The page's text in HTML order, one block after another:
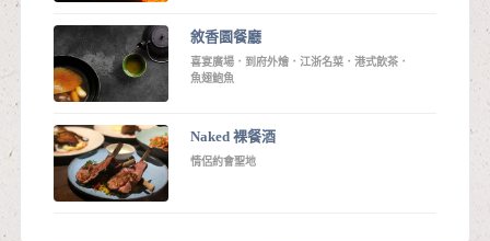
敘香園餐廳
喜宴廣場．到府外燴．江浙名菜．港式飲茶．
魚翅鮑魚
Naked 裸餐酒
情侶約會聖地